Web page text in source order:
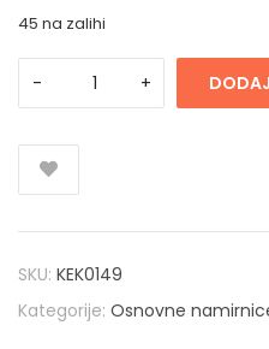
45 na zalihi
SKU: KEK0149
Kategorije: Osnovne